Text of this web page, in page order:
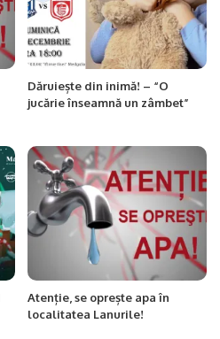
Dăruiește din inimă! – “O
jucărie înseamnă un zâmbet”
Atenție, se oprește apa în
localitatea Lanurile!